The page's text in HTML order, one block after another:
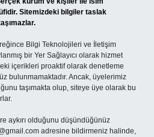
Sitemizdeki bilgiler taslak
Bilgi Teknolojileri ve İletişim
bir Yer Sağlayıcı olarak hizmet
içerikleri proaktif olarak denetleme
bulunmamaktadır. Ancak, üyelerimiz
taşımakta olup, siteye üye olarak bu
aykırı olduğunu düşündüğünüz
adresine bildirmeniz halinde,